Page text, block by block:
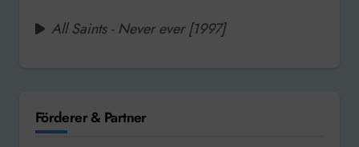
All Saints - Never ever [1997]
Förderer & Partner